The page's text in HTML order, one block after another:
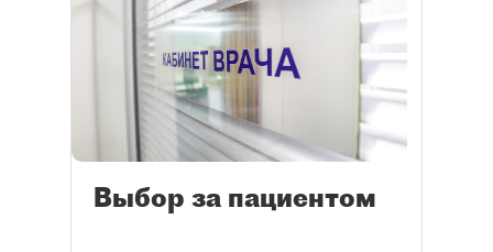
Выбор за пациентом